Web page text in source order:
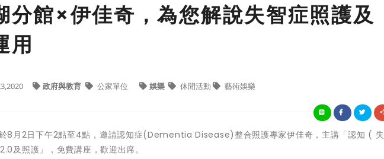
分館×伊佳奇，為您解說失智症照護及
用
政府與教育 公家單位 娛樂 休閒活動 藝術娛樂
8月2日下午2點至4點，邀請認知症(Dementia Disease)整合照護專家伊佳奇，主講「認知 ( 失
及照護」，免費講座，歡迎出席。